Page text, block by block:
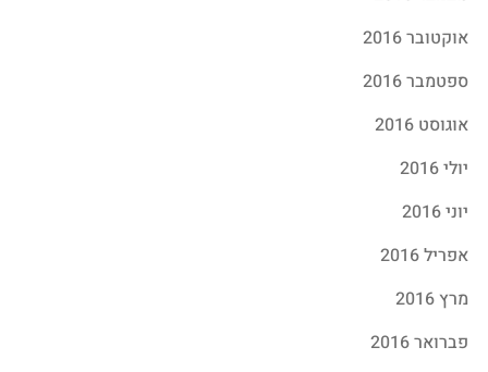
אוקטובר 2016
ספטמבר 2016
אוגוסט 2016
יולי 2016
יוני 2016
אפריל 2016
מרץ 2016
פברואר 2016